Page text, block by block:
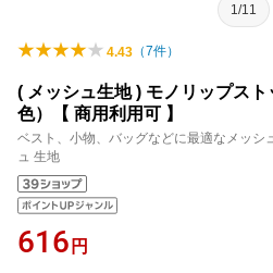
1/11
4.43 （7件）
( メッシュ生地 ) モノリップス
色）【 商用利用可 】
ベスト、小物、バッグなどに最適なメッシ
ュ 生地
616 円